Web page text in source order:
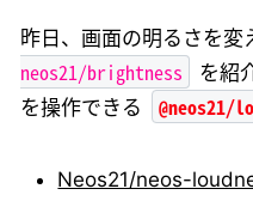
昨日、画面の明るさを
neos21/brightness
を紹
を操作できる
@neos21/
Neos21/neos-